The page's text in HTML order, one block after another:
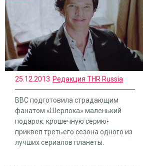
25.12.2013 Редакция THR Russia
BBC подготовила страдающим
фанатом «Шерлока» маленький
подарок: крошечную серию-
приквел третьего сезона одного из
лучших сериалов планеты.